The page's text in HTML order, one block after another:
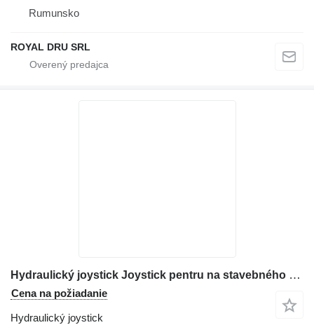
Rumunsko
ROYAL DRU SRL
Hydraulický joystick Joystick pentru na stavebného stroja Hitachi EX-50U – Manetă de Control
Cena na požiadanie
Hydraulický joystick